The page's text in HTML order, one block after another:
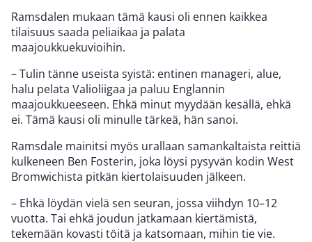
Ramsdalen mukaan tämä kausi oli ennen kaikkea
tilaisuus saada peliaikaa ja palata
maajoukkuekuvioihin.
– Tulin tänne useista syistä: entinen manageri, alue,
halu pelata Valioliigaa ja paluu Englannin
maajoukkueeseen. Ehkä minut myydään kesällä, ehkä
ei. Tämä kausi oli minulle tärkeä, hän sanoi.
Ramsdale mainitsi myös urallaan samankaltaista reittiä
kulkeneen Ben Fosterin, joka löysi pysyvän kodin West
Bromwichista pitkän kiertolaisuuden jälkeen.
– Ehkä löydän vielä sen seuran, jossa viihdyn 10–12
vuotta. Tai ehkä joudun jatkamaan kiertämistä,
tekemään kovasti töitä ja katsomaan, mihin tie vie.